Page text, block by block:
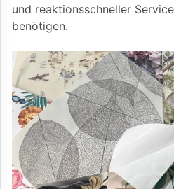
und reaktionsschneller
benötigen.